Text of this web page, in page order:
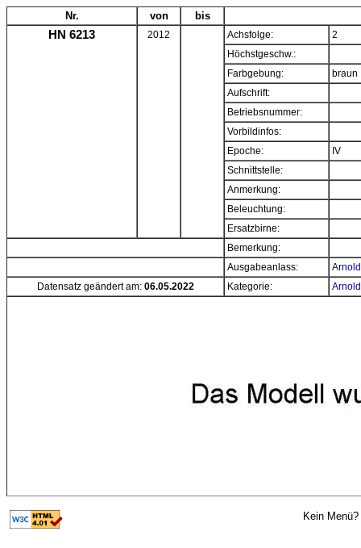
Nr. von bis
HN 6213 2012 Achsfolge:
2
Höchstgeschw.:
Farbgebung:
braun
Aufschrift:
Betriebsnummer:
Vorbildinfos:
Epoche:
IV
Schnittstelle:
Anmerkung:
Beleuchtung:
Ersatzbirne:
Bemerkung:
Ausgabeanlass:
Datensatz geändert am: 06.05.2022 Kategorie:
Kein